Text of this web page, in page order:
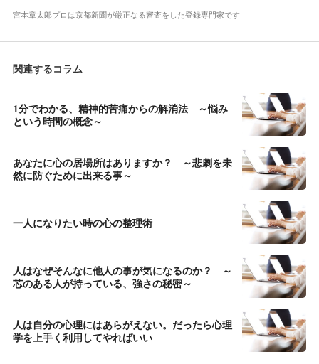
宮本章太郎プロは京都新聞が厳正なる審査をした登録専門家です
関連するコラム
1分でわかる、精神的苦痛からの解消法 ～悩み
という時間の概念～
あなたに心の居場所はありますか？ ～悲劇を未
然に防ぐために出来る事～
一人になりたい時の心の整理術
人はなぜそんなに他人の事が気になるのか？ ～
芯のある人が持っている、強さの秘密～
人は自分の心理にはあらがえない。だったら心理
学を上手く利用してやればいい